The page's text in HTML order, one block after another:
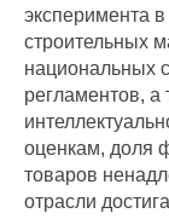
эксперимента
строительных
национальных
регламентов,
оценкам, доля
товаров
отрасли